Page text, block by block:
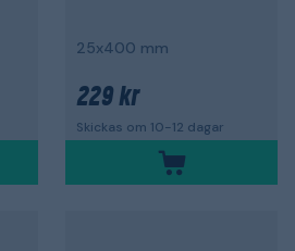
25x400 mm
229 kr
Skickas om 10-12 dagar